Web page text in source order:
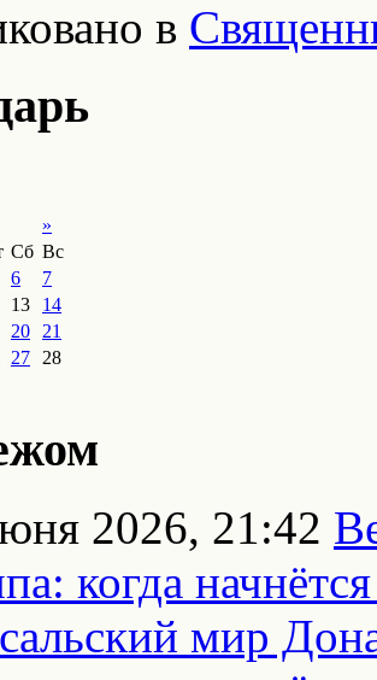
в
»
Сб Вс
6
7
13
14
20
21
27
28
2026, 21:42
когда